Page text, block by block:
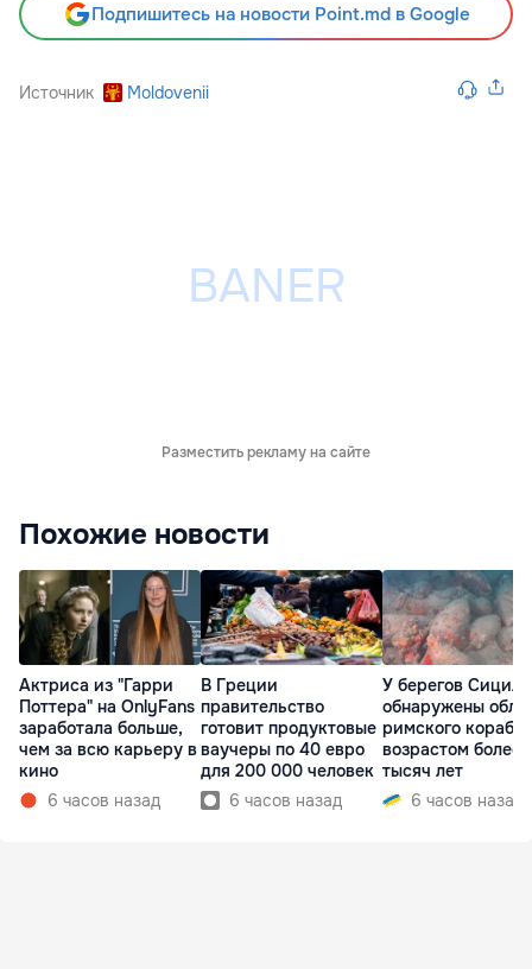
Подпишитесь на новости Point.md в Google
Источник Moldovenii
Разместить рекламу на сайте
Похожие новости
Актриса из "Гарри
Поттера" на OnlyFans
заработала больше,
чем за всю карьеру в
кино
6 часов назад
В Греции
правительство
готовит продуктовые
ваучеры по 40 евро
для 200 000 человек
6 часов назад
У берегов
обнаружены
римского корабля
возрастом более
тысяч лет
6 часов назад